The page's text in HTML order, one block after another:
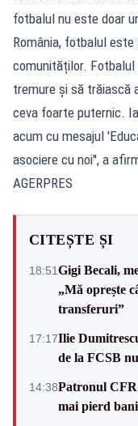
fotbalul nu este doar
România, fotbalul
comunităților.
tremure și să trăiască
ceva foarte puternic.
acum cu mesajul
asociere cu noi'', a
AGERPRES
CITEȘTE ȘI
18:51Gigi Becali,
„Mă oprește
transferuri”
17:17Ilie
de la FCSB
14:38Patronul CFR
mai pierd